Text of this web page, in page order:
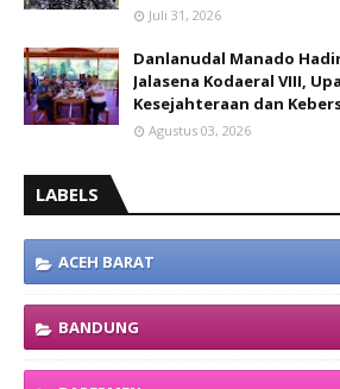
Juli 31, 2026
Danlanudal Manado
Jalasena Kodaeral VIII,
Kesejahteraan dan
Agustus 03, 2026
LABELS
ACEH BARAT
BANDUNG